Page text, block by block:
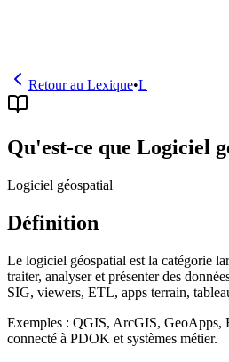
Retour au Lexique•L
Qu'est-ce que Logiciel
Logiciel géospatial
Définition
Le logiciel géospatial est la catégorie
traiter, analyser et présenter des
SIG, viewers, ETL, apps terrain,
Exemples : QGIS, ArcGIS, GeoApps,
connecté à PDOK et systèmes métier.